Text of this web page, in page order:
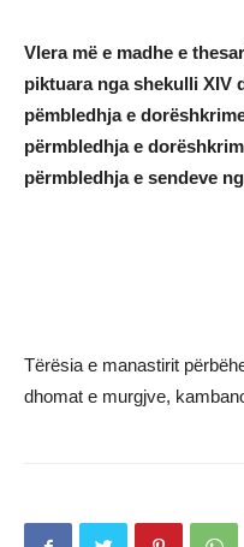
Vlera më e madhe e
piktuara nga shekulli XIV
pëmbledhja e
përmbledhja e
përmbledhja e sendeve
Tërësia e manastirit
dhomat e murgjve,